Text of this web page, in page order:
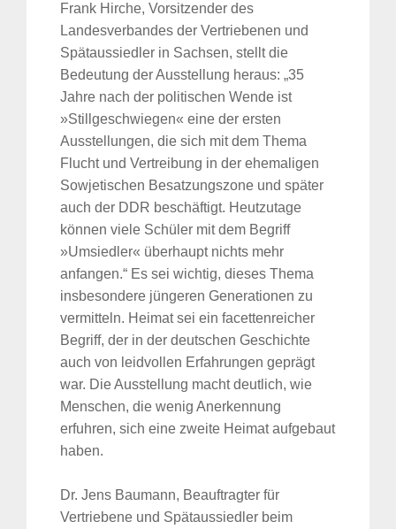
Frank Hirche, Vorsitzender des
Landesverbandes der Vertriebenen und
Spätaussiedler in Sachsen, stellt die
Bedeutung der Ausstellung heraus: „35
Jahre nach der politischen Wende ist
»Stillgeschwiegen« eine der ersten
Ausstellungen, die sich mit dem Thema
Flucht und Vertreibung in der ehemaligen
Sowjetischen Besatzungszone und später
auch der DDR beschäftigt. Heutzutage
können viele Schüler mit dem Begriff
»Umsiedler« überhaupt nichts mehr
anfangen.“ Es sei wichtig, dieses Thema
insbesondere jüngeren Generationen zu
vermitteln. Heimat sei ein facettenreicher
Begriff, der in der deutschen Geschichte
auch von leidvollen Erfahrungen geprägt
war. Die Ausstellung macht deutlich, wie
Menschen, die wenig Anerkennung
erfuhren, sich eine zweite Heimat aufgebaut
haben.
Dr. Jens Baumann, Beauftragter für
Vertriebene und Spätaussiedler beim